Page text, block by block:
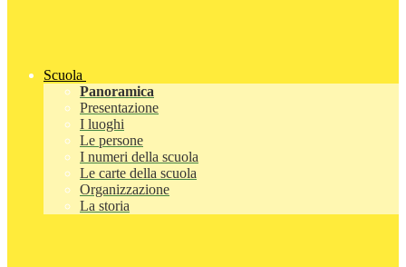
Scuola
Panoramica
Presentazione
I luoghi
Le persone
I numeri della scuola
Le carte della scuola
Organizzazione
La storia